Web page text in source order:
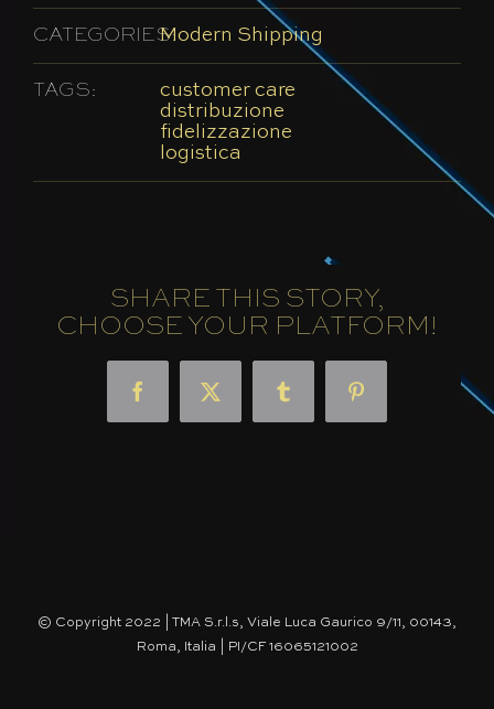
CATEGORIES:Modern Shipping
TAGS:
customer care
distribuzione
fidelizzazione
logistica
SHARE THIS STORY,
CHOOSE YOUR PLATFORM!
FacebookX Tumblr Pinterest
© Copyright 2022 | TMA S.r.l.s, Viale Luca Gaurico 9/11, 00143,
Roma, Italia | PI/CF 16065121002